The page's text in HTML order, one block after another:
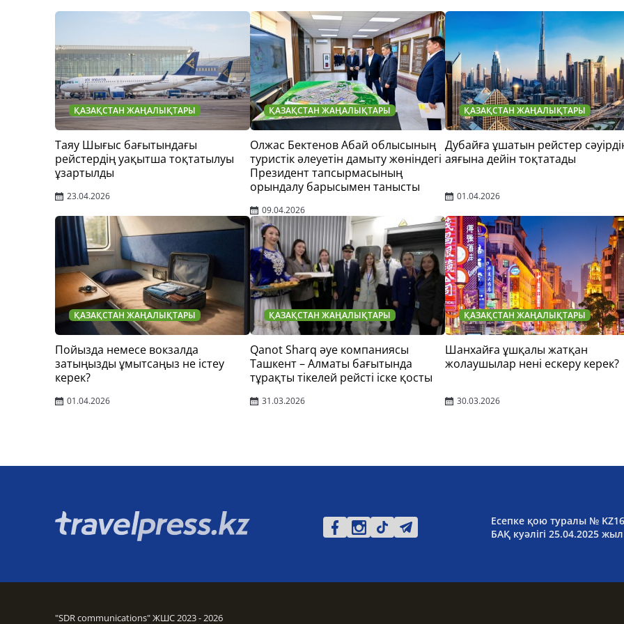
ҚАЗАҚСТАН ЖАҢАЛЫҚТАРЫ
Таяу Шығыс бағытындағы
рейстердің уақытша тоқтатылуы
ұзартылды
23.04.2026
ҚАЗАҚСТАН ЖАҢАЛЫҚТАРЫ
Олжас Бектенов Абай облысының
туристік әлеуетін дамыту жөніндегі
Президент тапсырмасының
орындалу барысымен танысты
09.04.2026
ҚАЗАҚСТАН ЖАҢАЛЫҚТАРЫ
Дубайға ұшатын рейстер
аяғына дейін тоқтатады
01.04.2026
ҚАЗАҚСТАН ЖАҢАЛЫҚТАРЫ
Пойызда немесе вокзалда
затыңызды ұмытсаңыз не істеу
керек?
01.04.2026
ҚАЗАҚСТАН ЖАҢАЛЫҚТАРЫ
Qanot Sharq әуе компаниясы
Ташкент – Алматы бағытында
тұрақты тікелей рейсті іске қосты
31.03.2026
ҚАЗАҚСТАН ЖАҢАЛЫҚТАРЫ
Шанхайға ұшқалы жатқан
жолаушылар нені ескеру керек?
30.03.2026
Есепке қою туралы №
БАҚ куәлігі 25.04.2025
"SDR communications" ЖШС 2023 - 2026